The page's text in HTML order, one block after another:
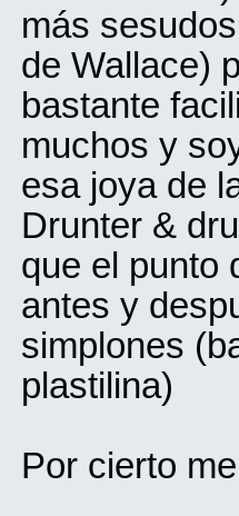
más
de Wallace)
bastante
muchos y
esa joya de
Drunter &
que el punto
antes y
simplones
plastilina)
Por cierto